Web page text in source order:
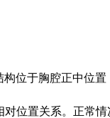
位于胸腔正中位
位置关系。正常